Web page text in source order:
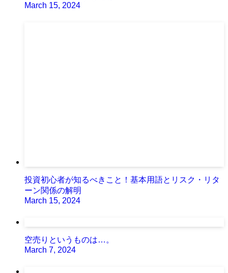
March 15, 2024
投資初心者が知るべきこと！基本用語とリスク・リタ
ーン関係の解明
March 15, 2024
空売りというものは…。
March 7, 2024